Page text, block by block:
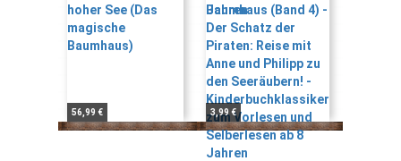
56,99 € 3,99 €